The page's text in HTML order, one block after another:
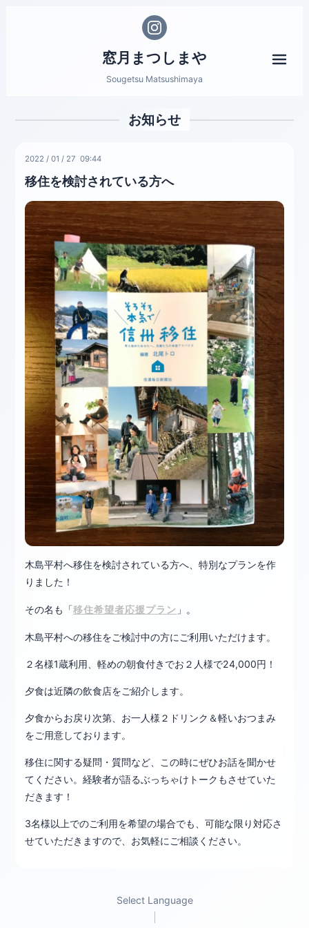
窓月まつしまや
Sougetsu Matsushimaya
お知らせ
2022 /01 / 27 09:44
移住を検討されている方へ
木島平村へ移住を検討されている方へ、特別なプランを作
りました！
その名も「移住希望者応援プラン 」。
木島平村への移住をご検討中の方にご利用いただけます。
２名様1蔵利用、軽めの朝食付きでお２人様で24,000円！
夕食は近隣の飲食店をご紹介します。
夕食からお戻り次第、お一人様２ドリンク＆軽いおつまみ
をご用意しております。
移住に関する疑問・質問など、この時にぜひお話を聞かせ
てください。経験者が語るぶっちゃけトークもさせていた
だきます！
3名様以上でのご利用を希望の場合でも、可能な限り対応さ
せていただきますので、お気軽にご相談ください。
Select Language